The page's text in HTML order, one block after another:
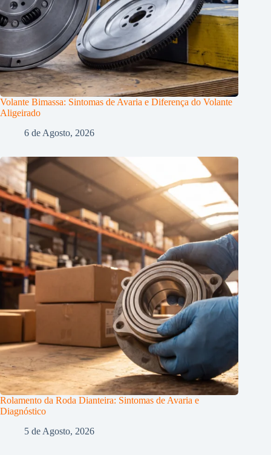
Volante Bimassa: Sintomas de Avaria e Diferença do Volante
Aligeirado
6 de Agosto, 2026
Rolamento da Roda Dianteira: Sintomas de Avaria e
Diagnóstico
5 de Agosto, 2026